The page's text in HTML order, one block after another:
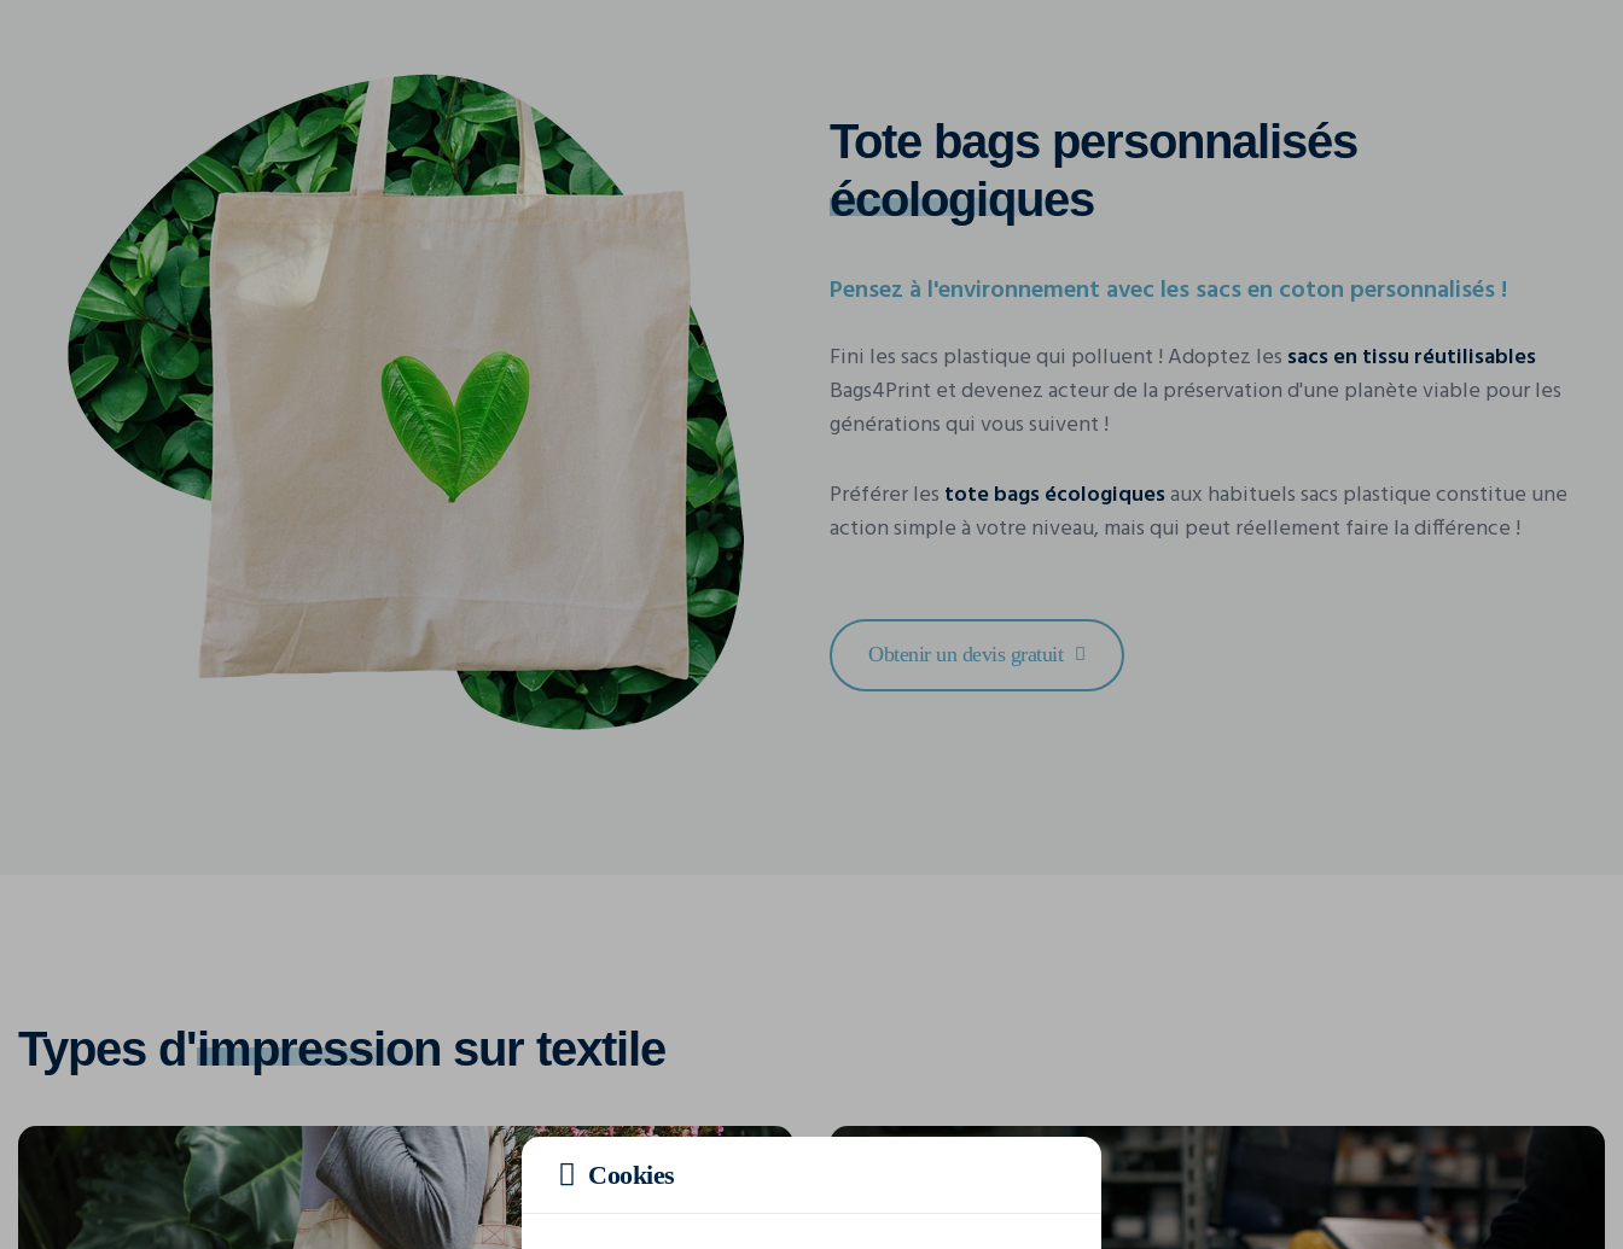
Tote bags personnalisés
écologiques
Pensez à l'environnement avec les sacs en coton personnalisés !
Fini les sacs plastique qui polluent ! Adoptez les sacs en tissu réutilisables
Bags4Print et devenez acteur de la préservation d'une planète viable pour les
générations qui vous suivent !
Préférer les tote bags écologiquesaux habituels sacs plastique constitue une
action simple à votre niveau, mais qui peut réellement faire la différence !
Obtenir un devis gratuit
Types d'impression sur textile
Cookies